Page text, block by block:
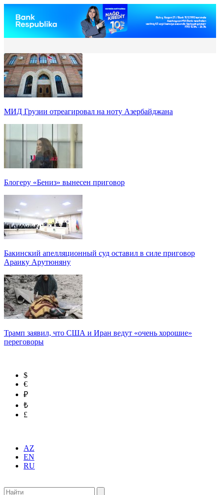
МИД Грузии отреагировал на ноту Азербайджана
Блогеру «Бениз» вынесен приговор
Бакинский апелляционный суд оставил в силе приговор
Араику Арутюняну
Трамп заявил, что США и Иран ведут «очень хорошие»
переговоры
$
€
₽
₺
£
AZ
EN
RU